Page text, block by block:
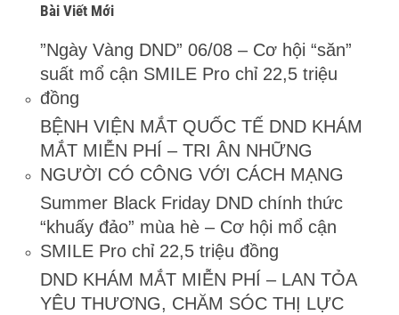
Bài Viết Mới
”Ngày Vàng DND” 06/08 – Cơ hội “săn”
suất mổ cận SMILE Pro chỉ 22,5 triệu
đồng
BỆNH VIỆN MẮT QUỐC TẾ DND KHÁM
MẮT MIỄN PHÍ – TRI ÂN NHỮNG
NGƯỜI CÓ CÔNG VỚI CÁCH MẠNG
Summer Black Friday DND chính thức
“khuấy đảo” mùa hè – Cơ hội mổ cận
SMILE Pro chỉ 22,5 triệu đồng
DND KHÁM MẮT MIỄN PHÍ – LAN TỎA
YÊU THƯƠNG, CHĂM SÓC THỊ LỰC